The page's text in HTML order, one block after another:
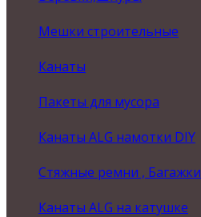
Мешки строительные
Канаты
Пакеты для мусора
Канаты ALG намотки DIY
Стяжные ремни , Багажки
Канаты ALG на катушке